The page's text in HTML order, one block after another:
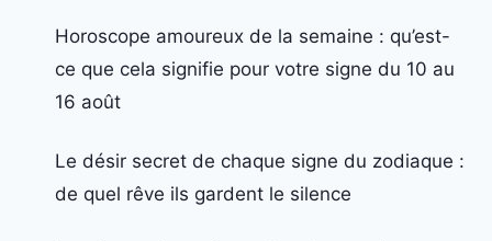
Horoscope amoureux de la semaine : qu’est-
ce que cela signifie pour votre signe du 10 au
16 août
Le désir secret de chaque signe du zodiaque :
de quel rêve ils gardent le silence